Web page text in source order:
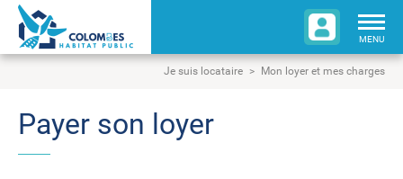
MENU
Je suis locataire Mon loyer et mes charges
Payer son loyer